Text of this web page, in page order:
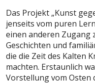
Das Projekt „Kunst
jenseits vom puren
einen anderen Zugang
Geschichten und
die die Zeit des Kalten
machten. Erstaunlich
Vorstellung vom Osten